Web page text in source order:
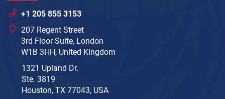
+1 205 855 3153
207 Regent Street
3rd Floor Suite, London
W1B 3HH, United Kingdom
1321 Upland Dr.
Ste. 3819
Houston, TX 77043, USA